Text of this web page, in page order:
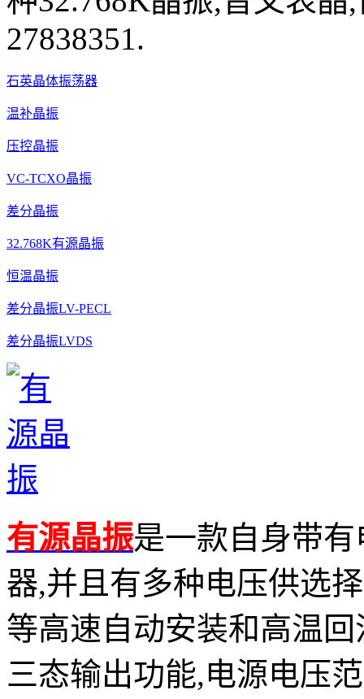
27838351.
石英晶体振荡器
温补晶振
压控晶振
VC-TCXO晶振
差分晶振
32.768K有源晶振
恒温晶振
差分晶振LV-PECL
差分晶振LVDS
有源晶振是一款自身带
器,并且有多种电压供选
等高速自动安装和高温
三态输出功能,电源电压